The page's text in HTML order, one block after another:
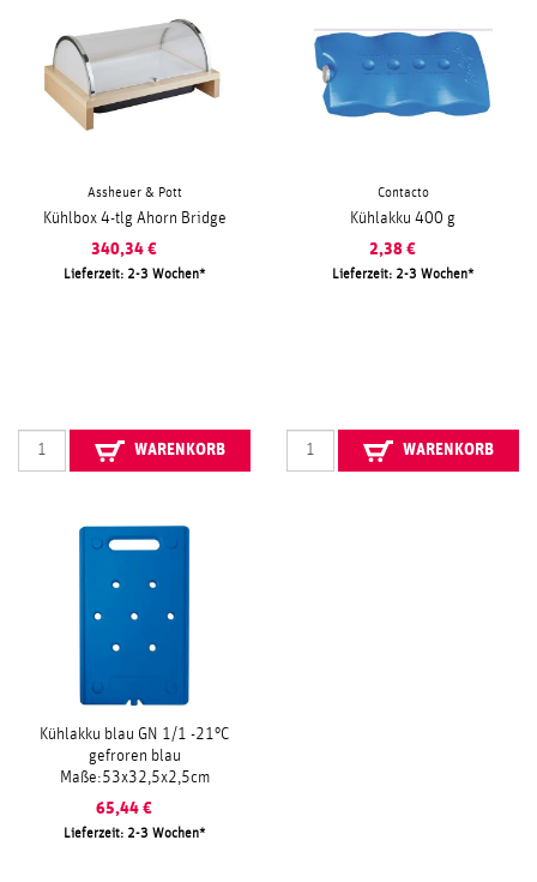
Assheuer & Pott
Kühlbox 4-tlg Ahorn Bridge
340,34 €
Lieferzeit: 2-3 Wochen
WARENKORB
Contacto
Kühlakku 400 g
2,38 €
Lieferzeit: 2-3 Wochen
WARENKORB
Kühlakku blau GN 1/1 -21°C
gefroren blau
Maße:53x32,5x2,5cm
65,44 €
Lieferzeit: 2-3 Wochen